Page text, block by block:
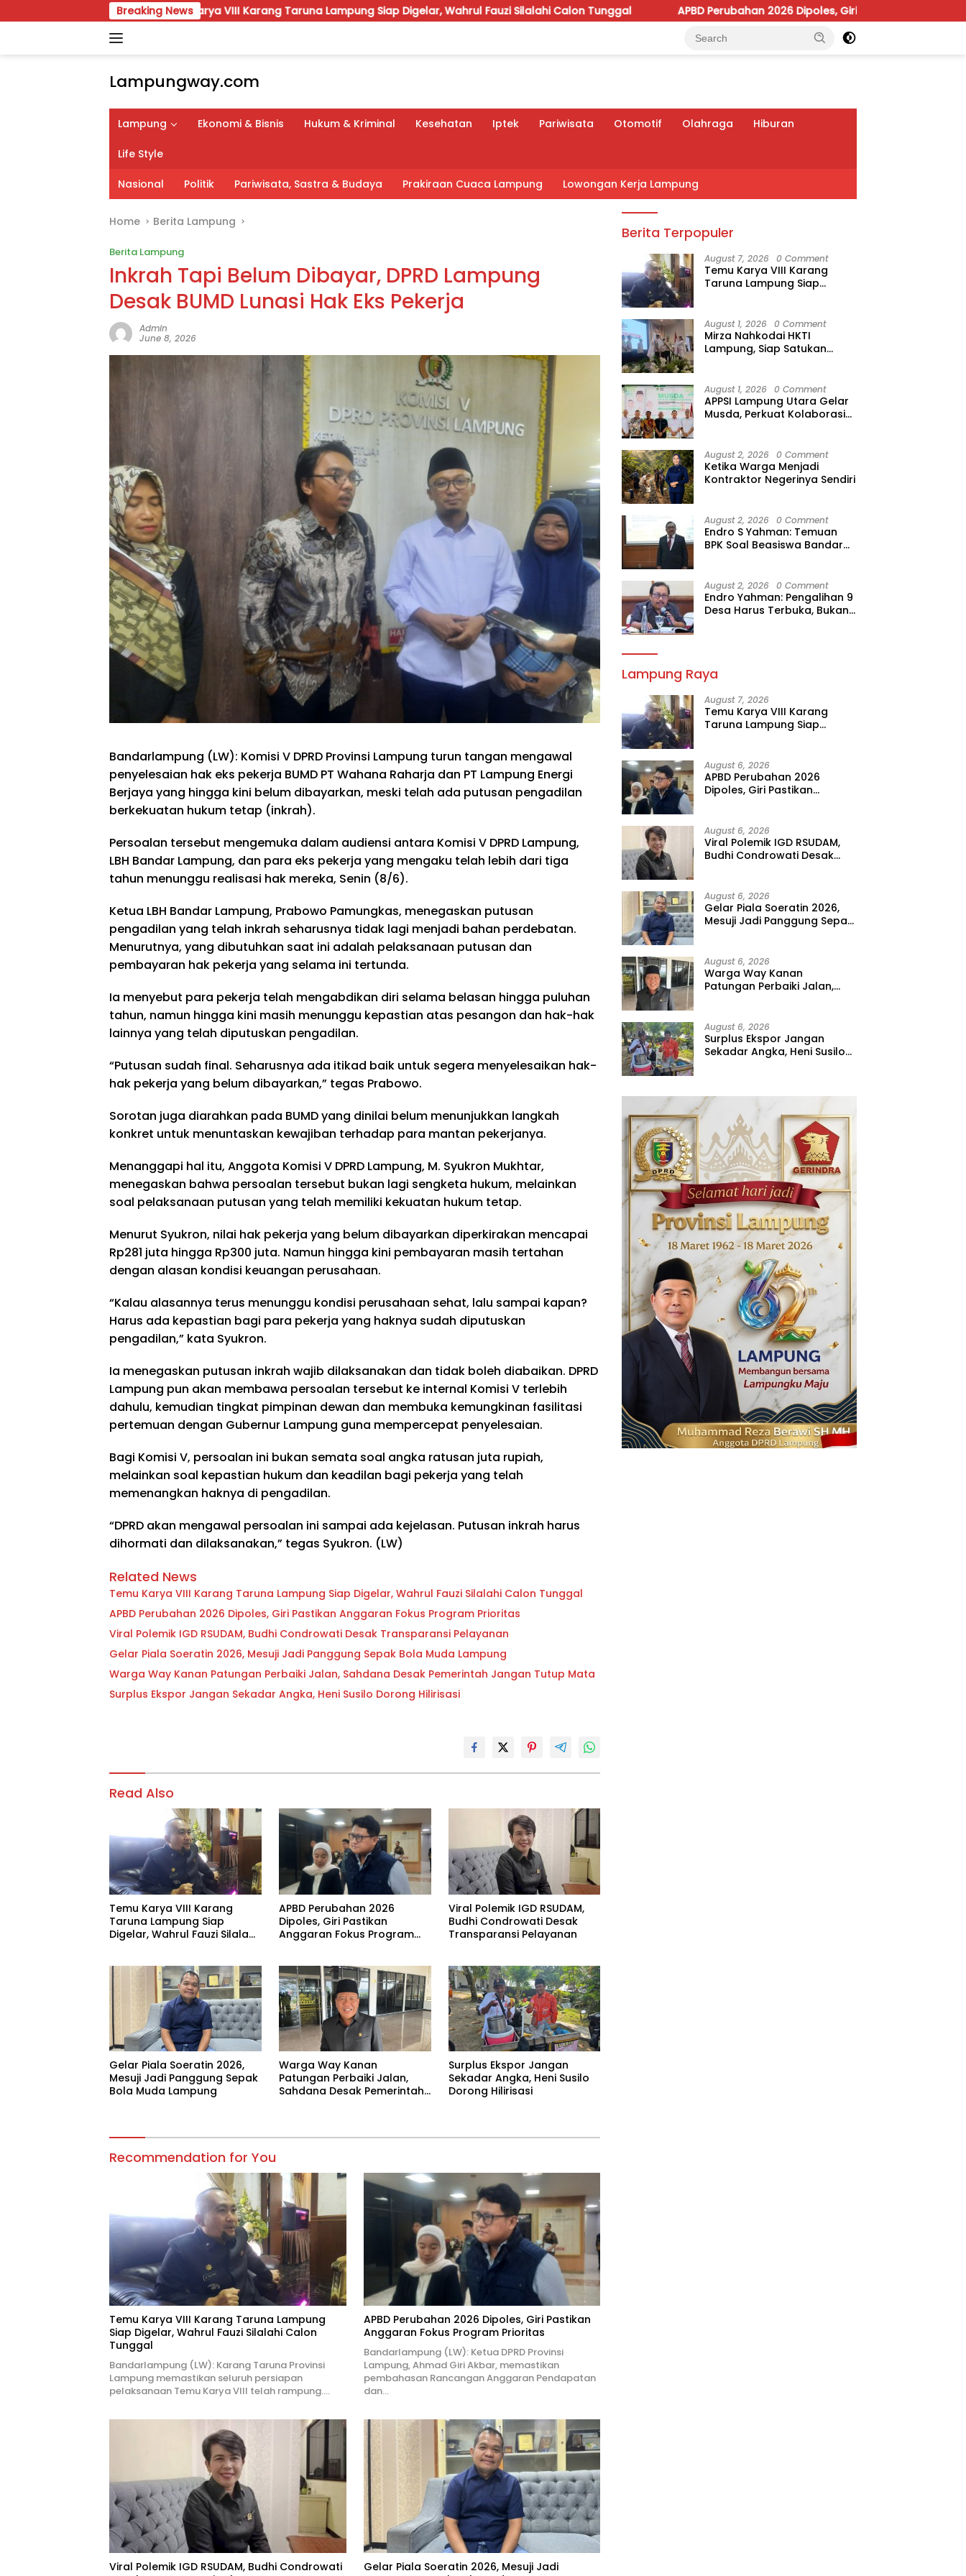
to
Breaking News
Temu Karya VIII Karang Taruna Lampung Siap Digelar, Wahrul Fauzi Silalahi Calon Tunggal APBD Perubahan 2026 Dipoles, Giri Pastikan Anggaran Fokus Program Prioritas
Lampungway.com
Berita
Daerah
Lampung
Terpercaya
dan
Terupdate
Lampung Ekonomi & Bisnis Hukum & Kriminal Kesehatan Iptek Pariwisata Otomotif Olahraga Hiburan
Life Style
Nasional Politik Pariwisata, Sastra & Budaya Prakiraan Cuaca Lampung Lowongan Kerja Lampung
Home Berita Lampung
Berita Lampung
Inkrah Tapi Belum Dibayar, DPRD Lampung
Desak BUMD Lunasi Hak Eks Pekerja
Admin
June 8, 2026
Bandarlampung (LW): Komisi V DPRD Provinsi Lampung turun tangan mengawal
penyelesaian hak eks pekerja BUMD PT Wahana Raharja dan PT Lampung Energi
Berjaya yang hingga kini belum dibayarkan, meski telah ada putusan pengadilan
berkekuatan hukum tetap (inkrah).
Persoalan tersebut mengemuka dalam audiensi antara Komisi V DPRD Lampung,
LBH Bandar Lampung, dan para eks pekerja yang mengaku telah lebih dari tiga
tahun menunggu realisasi hak mereka, Senin (8/6).
Ketua LBH Bandar Lampung, Prabowo Pamungkas, menegaskan putusan
pengadilan yang telah inkrah seharusnya tidak lagi menjadi bahan perdebatan.
Menurutnya, yang dibutuhkan saat ini adalah pelaksanaan putusan dan
pembayaran hak pekerja yang selama ini tertunda.
Ia menyebut para pekerja telah mengabdikan diri selama belasan hingga puluhan
tahun, namun hingga kini masih menunggu kepastian atas pesangon dan hak-hak
lainnya yang telah diputuskan pengadilan.
“Putusan sudah final. Seharusnya ada itikad baik untuk segera menyelesaikan hak-
hak pekerja yang belum dibayarkan,” tegas Prabowo.
Sorotan juga diarahkan pada BUMD yang dinilai belum menunjukkan langkah
konkret untuk menuntaskan kewajiban terhadap para mantan pekerjanya.
Menanggapi hal itu, Anggota Komisi V DPRD Lampung, M. Syukron Mukhtar,
menegaskan bahwa persoalan tersebut bukan lagi sengketa hukum, melainkan
soal pelaksanaan putusan yang telah memiliki kekuatan hukum tetap.
Menurut Syukron, nilai hak pekerja yang belum dibayarkan diperkirakan mencapai
Rp281 juta hingga Rp300 juta. Namun hingga kini pembayaran masih tertahan
dengan alasan kondisi keuangan perusahaan.
“Kalau alasannya terus menunggu kondisi perusahaan sehat, lalu sampai kapan?
Harus ada kepastian bagi para pekerja yang haknya sudah diputuskan
pengadilan,” kata Syukron.
Ia menegaskan putusan inkrah wajib dilaksanakan dan tidak boleh diabaikan. DPRD
Lampung pun akan membawa persoalan tersebut ke internal Komisi V terlebih
dahulu, kemudian tingkat pimpinan dewan dan membuka kemungkinan fasilitasi
pertemuan dengan Gubernur Lampung guna mempercepat penyelesaian.
Bagi Komisi V, persoalan ini bukan semata soal angka ratusan juta rupiah,
melainkan soal kepastian hukum dan keadilan bagi pekerja yang telah
memenangkan haknya di pengadilan.
“DPRD akan mengawal persoalan ini sampai ada kejelasan. Putusan inkrah harus
dihormati dan dilaksanakan,” tegas Syukron. (LW)
Related News
Temu Karya VIII Karang Taruna Lampung Siap Digelar, Wahrul Fauzi Silalahi Calon Tunggal
APBD Perubahan 2026 Dipoles, Giri Pastikan Anggaran Fokus Program Prioritas
Viral Polemik IGD RSUDAM, Budhi Condrowati Desak Transparansi Pelayanan
Gelar Piala Soeratin 2026, Mesuji Jadi Panggung Sepak Bola Muda Lampung
Warga Way Kanan Patungan Perbaiki Jalan, Sahdana Desak Pemerintah Jangan Tutup Mata
Surplus Ekspor Jangan Sekadar Angka, Heni Susilo Dorong Hilirisasi
Read Also
Temu Karya VIII Karang
Taruna Lampung Siap
Digelar, Wahrul Fauzi Silalahi
APBD Perubahan 2026
Dipoles, Giri Pastikan
Anggaran Fokus Program
Viral Polemik IGD RSUDAM,
Budhi Condrowati Desak
Transparansi Pelayanan
Gelar Piala Soeratin 2026,
Mesuji Jadi Panggung Sepak
Bola Muda Lampung
Warga Way Kanan
Patungan Perbaiki Jalan,
Sahdana Desak Pemerintah
Surplus Ekspor Jangan
Sekadar Angka, Heni Susilo
Dorong Hilirisasi
Recommendation for You
Temu Karya VIII Karang Taruna Lampung
Siap Digelar, Wahrul Fauzi Silalahi Calon
Tunggal
Bandarlampung (LW): Karang Taruna Provinsi
Lampung memastikan seluruh persiapan
pelaksanaan Temu Karya VIII telah rampung….
APBD Perubahan 2026 Dipoles, Giri Pastikan
Anggaran Fokus Program Prioritas
Bandarlampung (LW): Ketua DPRD Provinsi
Lampung, Ahmad Giri Akbar, memastikan
pembahasan Rancangan Anggaran Pendapatan
dan…
Viral Polemik IGD RSUDAM, Budhi Condrowati
Gelar Piala Soeratin 2026, Mesuji Jadi
Berita Terpopuler
August 7, 2026 0 Comment
Temu Karya VIII Karang
Taruna Lampung Siap
August 1, 2026 0 Comment
Mirza Nahkodai HKTI
Lampung, Siap Satukan
August 1, 2026 0 Comment
APPSI Lampung Utara Gelar
Musda, Perkuat Kolaborasi
Bermartabat
August 2, 2026 0 Comment
Ketika Warga Menjadi
Kontraktor Negerinya Sendiri
August 2, 2026 0 Comment
Endro S Yahman: Temuan
BPK Soal Beasiswa Bandar
August 2, 2026 0 Comment
Endro Yahman: Pengalihan 9
Desa Harus Terbuka, Bukan
Lampung Raya
August 7, 2026
Temu Karya VIII Karang
Taruna Lampung Siap
August 6, 2026
APBD Perubahan 2026
Dipoles, Giri Pastikan
August 6, 2026
Viral Polemik IGD RSUDAM,
Budhi Condrowati Desak
August 6, 2026
Gelar Piala Soeratin 2026,
Mesuji Jadi Panggung Sepak
August 6, 2026
Warga Way Kanan
Patungan Perbaiki Jalan,
August 6, 2026
Surplus Ekspor Jangan
Sekadar Angka, Heni Susilo